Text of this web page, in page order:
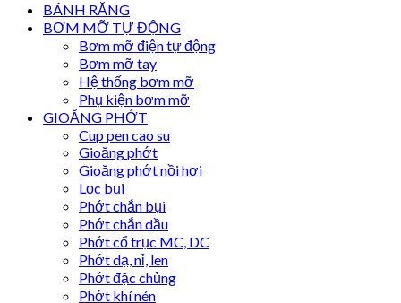
BÁNH RĂNG
BƠM MỠ TỰ ĐỘNG
Bơm mỡ điện tự động
Bơm mỡ tay
Hệ thống bơm mỡ
Phụ kiện bơm mỡ
GIOĂNG PHỚT
Cup pen cao su
Gioăng phớt
Gioăng phớt nồi hơi
Lọc bụi
Phớt chắn bụi
Phớt chắn dầu
Phớt cổ trục MC, DC
Phớt dạ, nỉ, len
Phớt đặc chủng
Phớt khí nén